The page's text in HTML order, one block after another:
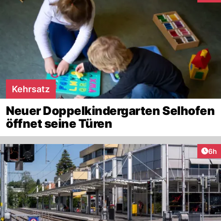
Kehrsatz
Neuer Doppelkindergarten Selhofen
öffnet seine Türen
6h